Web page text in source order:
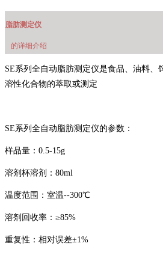
脂肪测定仪
的详细介绍
SE系列全自动脂肪测定仪是食品、油料
溶性化合物的萃取或测定
SE系列全自动脂肪测定仪的参数：
样品量：0.5-15g
溶剂杯溶剂：80ml
温度范围：室温--300℃
溶剂回收率：≥85%
重复性：相对误差±1%